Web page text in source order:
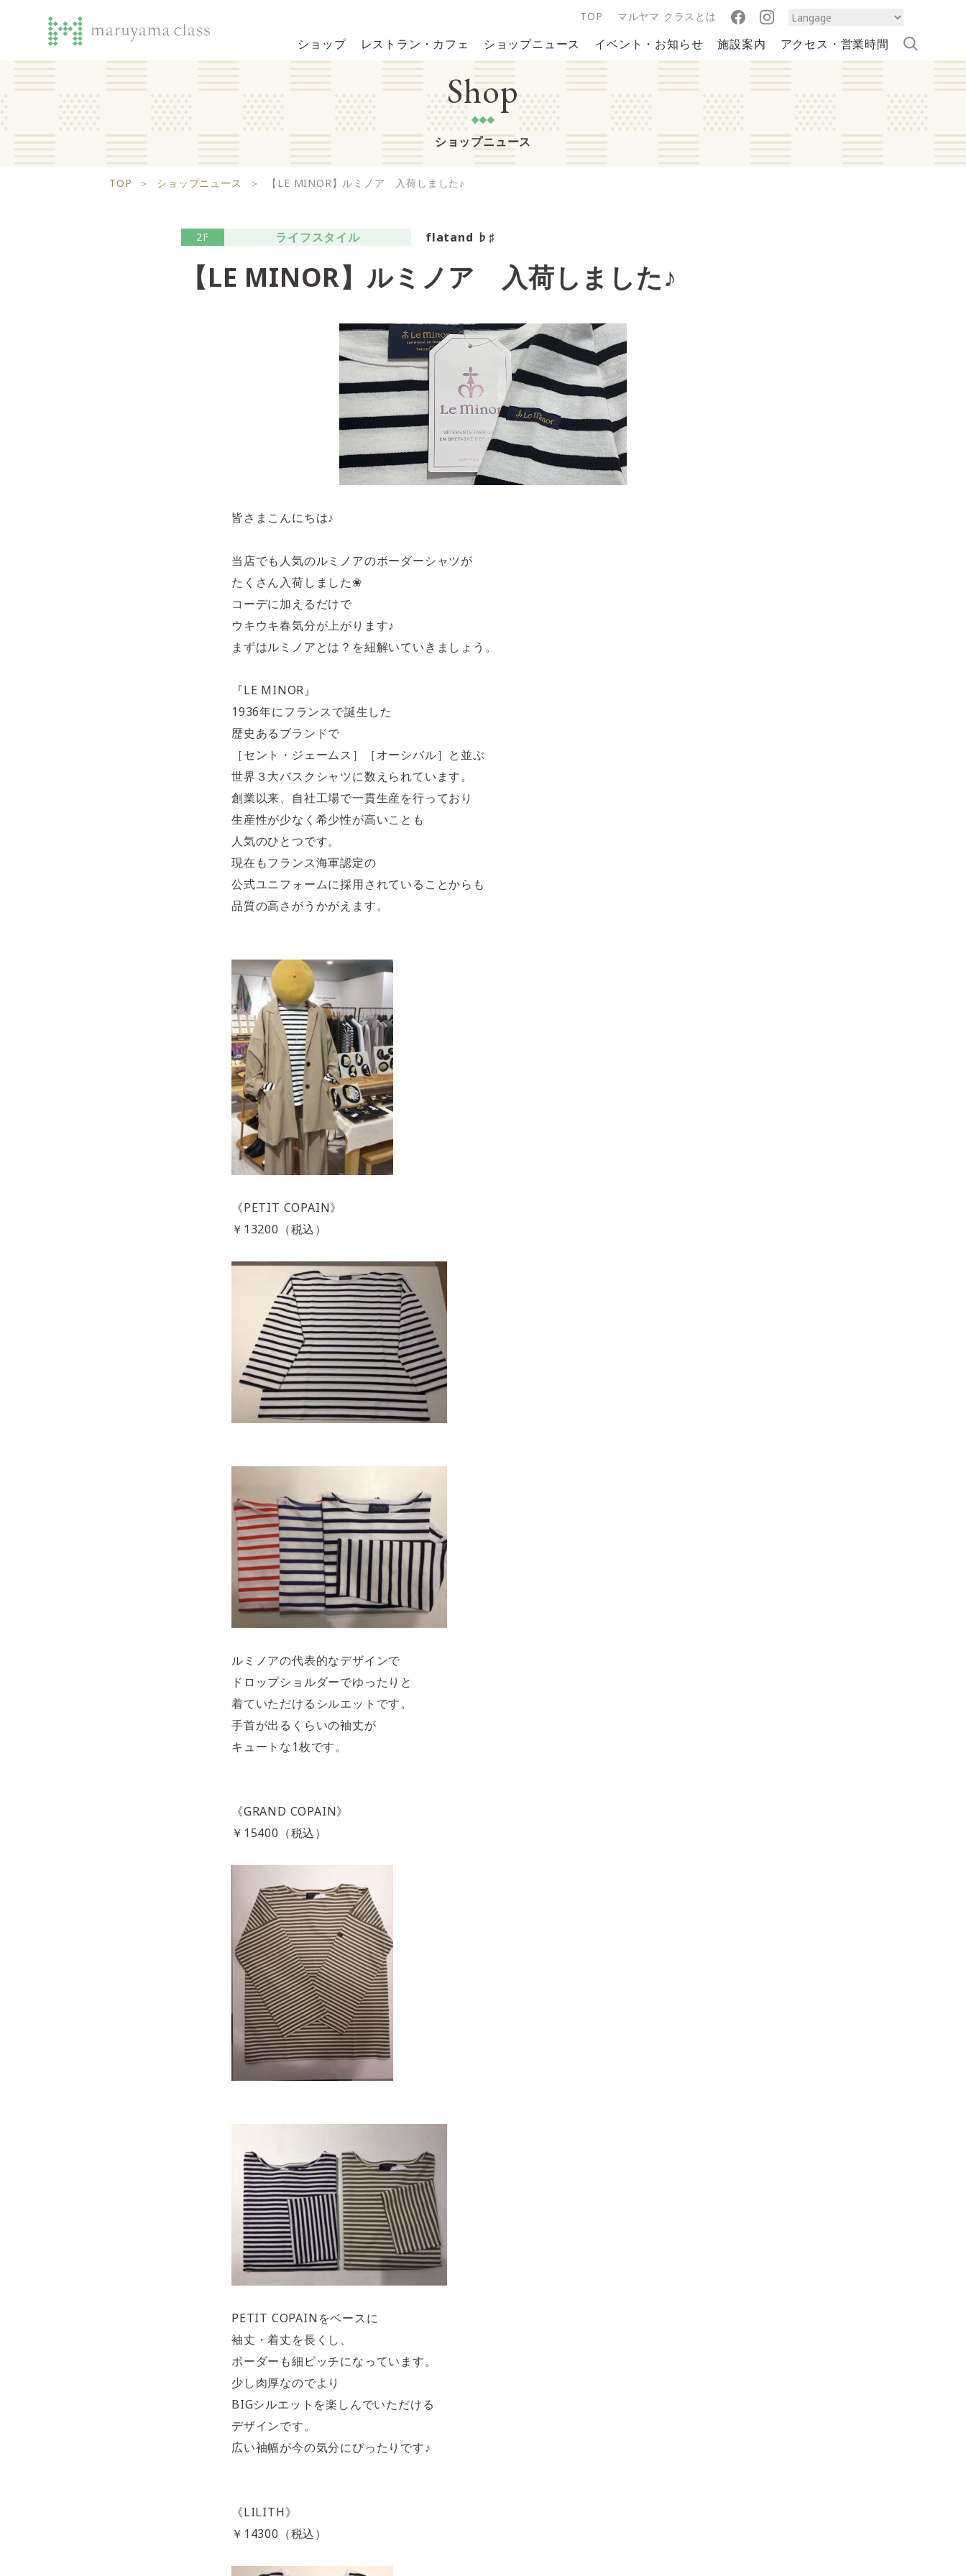
TOP マルヤマ クラスとは
ショップ レストラン・カフェ ショップニュース イベント・お知らせ 施設案内 アクセス・営業時間
Shop
ショップニュース
TOP ＞ ショップニュース ＞ 【LE MINOR】ルミノア 入荷しました♪
2F ライフスタイル flatand ♭♯
【LE MINOR】ルミノア 入荷しました♪
皆さまこんにちは♪
当店でも人気のルミノアのボーダーシャツが
たくさん入荷しました❀
コーデに加えるだけで
ウキウキ春気分が上がります♪
まずはルミノアとは？を紐解いていきましょう。
『LE MINOR』
1936年にフランスで誕生した
歴史あるブランドで
［セント・ジェームス］［オーシバル］と並ぶ
世界３大バスクシャツに数えられています。
創業以来、自社工場で一貫生産を行っており
生産性が少なく希少性が高いことも
人気のひとつです。
現在もフランス海軍認定の
公式ユニフォームに採用されていることからも
品質の高さがうかがえます。
《PETIT COPAIN》
￥13200（税込）
ルミノアの代表的なデザインで
ドロップショルダーでゆったりと
着ていただけるシルエットです。
手首が出るくらいの袖丈が
キュートな1枚です。
《GRAND COPAIN》
￥15400（税込）
PETIT COPAINをベースに
袖丈・着丈を長くし、
ボーダーも細ピッチになっています。
少し肉厚なのでより
BIGシルエットを楽しんでいただける
デザインです。
広い袖幅が今の気分にぴったりです♪
《LILITH》
￥14300（税込）